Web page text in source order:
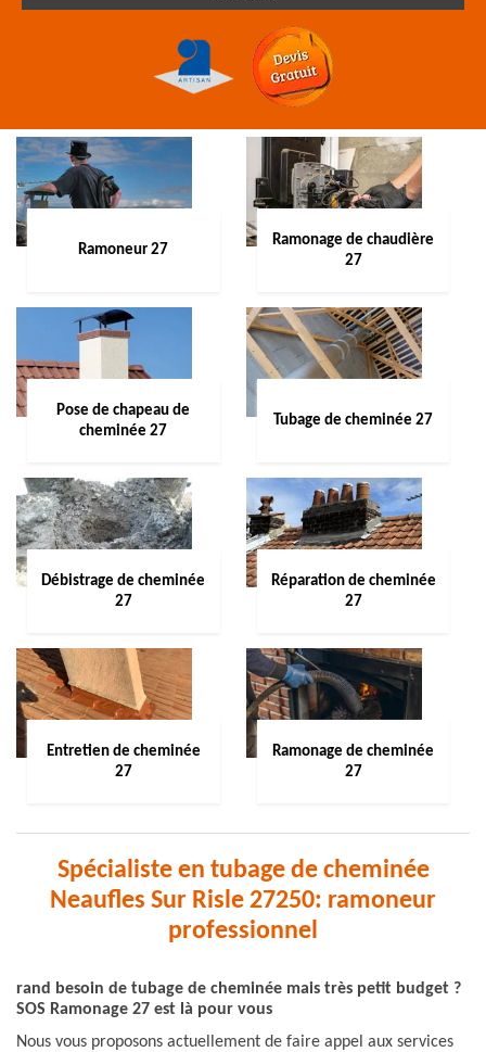
Ramoneur 27
Ramonage de chaudière
27
Pose de chapeau de
cheminée 27
Tubage de cheminée 27
Débistrage de cheminée
27
Réparation de cheminée
27
Entretien de cheminée
27
Ramonage de cheminée
27
Spécialiste en tubage de cheminée
Neaufles Sur Risle 27250: ramoneur
professionnel
rand besoin de tubage de cheminée mais très petit budget ?
SOS Ramonage 27 est là pour vous
Nous vous proposons actuellement de faire appel aux services